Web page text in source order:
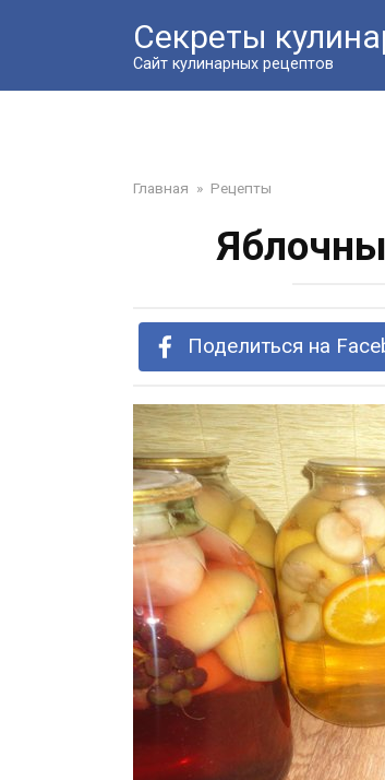
Секреты
Сайт кулинарных рецептов
Главная » Рецепты
Поделиться на